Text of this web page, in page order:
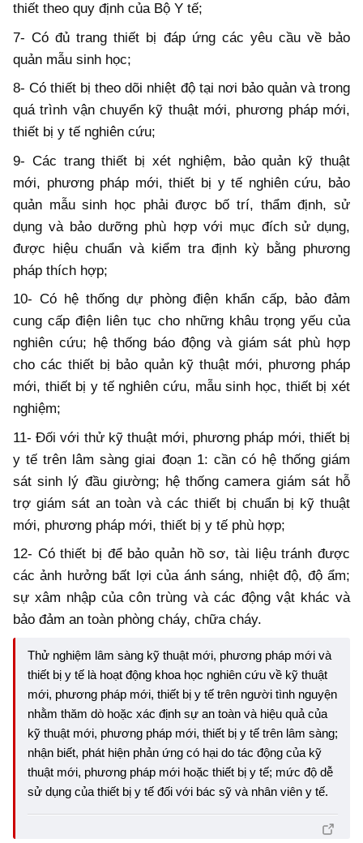
thiết theo quy định của Bộ Y tế;
7- Có đủ trang thiết bị đáp ứng các yêu cầu về bảo
quản mẫu sinh học;
8- Có thiết bị theo dõi nhiệt độ tại nơi bảo quản và trong
quá trình vận chuyển kỹ thuật mới, phương pháp mới,
thiết bị y tế nghiên cứu;
9- Các trang thiết bị xét nghiệm, bảo quản kỹ thuật
mới, phương pháp mới, thiết bị y tế nghiên cứu, bảo
quản mẫu sinh học phải được bố trí, thẩm định, sử
dụng và bảo dưỡng phù hợp với mục đích sử dụng,
được hiệu chuẩn và kiểm tra định kỳ bằng phương
pháp thích hợp;
10- Có hệ thống dự phòng điện khẩn cấp, bảo đảm
cung cấp điện liên tục cho những khâu trọng yếu của
nghiên cứu; hệ thống báo động và giám sát phù hợp
cho các thiết bị bảo quản kỹ thuật mới, phương pháp
mới, thiết bị y tế nghiên cứu, mẫu sinh học, thiết bị xét
nghiệm;
11- Đối với thử kỹ thuật mới, phương pháp mới, thiết bị
y tế trên lâm sàng giai đoạn 1: cần có hệ thống giám
sát sinh lý đầu giường; hệ thống camera giám sát hỗ
trợ giám sát an toàn và các thiết bị chuẩn bị kỹ thuật
mới, phương pháp mới, thiết bị y tế phù hợp;
12- Có thiết bị để bảo quản hồ sơ, tài liệu tránh được
các ảnh hưởng bất lợi của ánh sáng, nhiệt độ, độ ẩm;
sự xâm nhập của côn trùng và các động vật khác và
bảo đảm an toàn phòng cháy, chữa cháy.
Thử nghiệm lâm sàng kỹ thuật mới, phương pháp mới và
thiết bị y tế là hoạt động khoa học nghiên cứu về kỹ thuật
mới, phương pháp mới, thiết bị y tế trên người tình nguyện
nhằm thăm dò hoặc xác định sự an toàn và hiệu quả của
kỹ thuật mới, phương pháp mới, thiết bị y tế trên lâm sàng;
nhận biết, phát hiện phản ứng có hại do tác động của kỹ
thuật mới, phương pháp mới hoặc thiết bị y tế; mức độ dễ
sử dụng của thiết bị y tế đối với bác sỹ và nhân viên y tế.